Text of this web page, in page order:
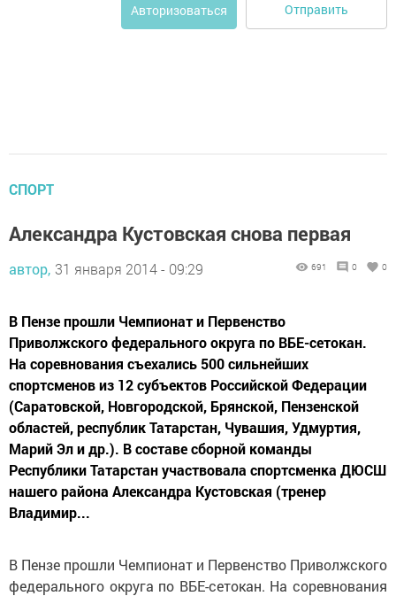
Авторизоваться Отправить
СПОРТ
Александра Кустовская снова первая
автор, 31 января 2014 - 09:29 691 0 0
В Пензе прошли Чемпионат и Первенство
Приволжского федерального округа по ВБЕ-сетокан.
На соревнования съехались 500 сильнейших
спортсменов из 12 субъектов Российской Федерации
(Саратовской, Новгородской, Брянской, Пензенской
областей, республик Татарстан, Чувашия, Удмуртия,
Марий Эл и др.). В составе сборной команды
Республики Татарстан участвовала спортсменка ДЮСШ
нашего района Александра Кустовская (тренер
Владимир...
В Пензе прошли Чемпионат и Первенство Приволжского
федерального округа по ВБЕ-сетокан. На соревнования